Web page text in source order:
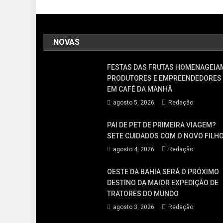
NOVAS
FESTAS DAS FRUTAS
PRODUTORES E EMPREENDEDORES
EM CAFÉ DA MANHÃ
agosto 5, 2026 Redação
PAI DE PET DE PRIMEIRA VIAGEM?
SETE CUIDADOS COM O NOVO
agosto 4, 2026 Redação
OESTE DA BAHIA SERÁ O PRÓXIMO
DESTINO DA MAIOR EXPEDIÇÃO DE
TRATORES DO MUNDO
agosto 3, 2026 Redação